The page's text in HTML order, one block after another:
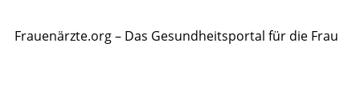
Frauenärzte.org – Das Gesundheitsportal für die Frau